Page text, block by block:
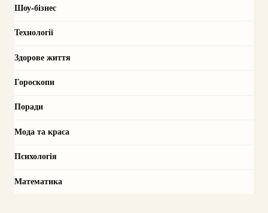
Шоу-бізнес
Технології
Здорове життя
Гороскопи
Поради
Мода та краса
Психологія
Математика